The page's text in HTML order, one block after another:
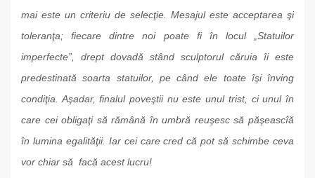
mai este un criteriu de selecţie. Mesajul este acceptarea şi
toleranţa; fiecare dintre noi poate fi în locul „Statuilor
imperfecte”, drept dovadă stând sculptorul căruia îi este
predestinată soarta statuilor, pe când ele toate îşi înving
condiţia. Aşadar, finalul poveştii nu este unul trist, ci unul în
care cei obligaţi să rămână în umbră reuşesc să păşeascîă
în lumina egalităţii. Iar cei care cred că pot să schimbe ceva
vor chiar să facă acest lucru!